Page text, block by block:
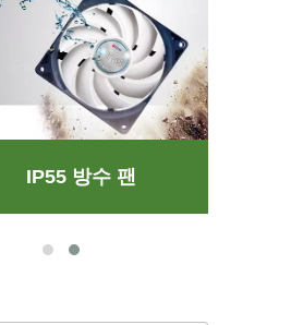
IP55 방수 팬